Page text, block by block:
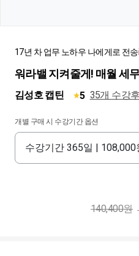
17년 차 업무 노하우 나에게로 전
워라밸 지켜줄게! 매월 세
김성호 캡틴 5 35개 수강
개별 구매 시 수강기간 옵션
140,400원